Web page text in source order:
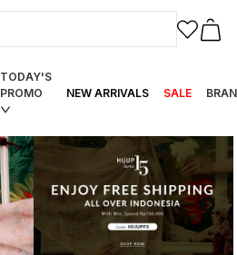
TODAY'S
PROMO
NEW ARRIVALS SALE